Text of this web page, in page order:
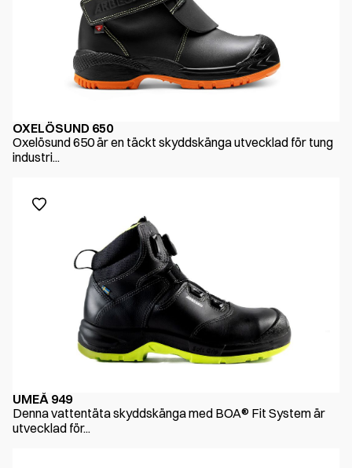
OXELÖSUND 650
Oxelösund 650 är en täckt skyddskänga utvecklad för tung
industri...
UMEÅ 949
Denna vattentäta skyddskänga med BOA® Fit System är
utvecklad för...